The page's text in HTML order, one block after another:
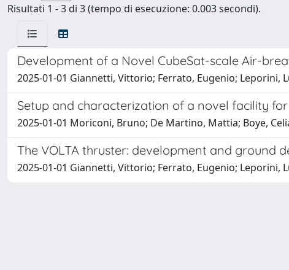
Risultati 1 - 3 di 3 (tempo di esecuzione: 0.003 secondi).
Development of a Novel CubeSat-scale Air-
2025-01-01 Giannetti, Vittorio; Ferrato, Eugenio; Leporini,
Setup and characterization of a novel facility
2025-01-01 Moriconi, Bruno; De Martino, Mattia; Boye,
The VOLTA thruster: development and ground
2025-01-01 Giannetti, Vittorio; Ferrato, Eugenio; Leporini,